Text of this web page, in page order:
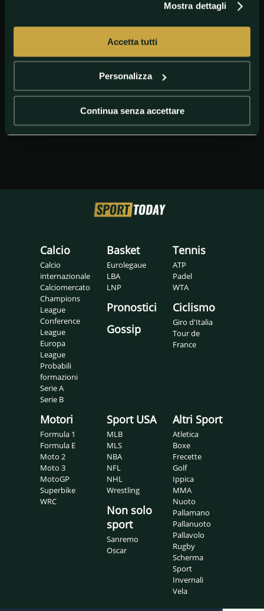
Mostra dettagli
Accetta tutti
Personalizza
Continua senza accettare
Zlatan Ibrahimovic AC Milan 2019-20
Calcio
Calcio
internazionale
Calciomercato
Champions
League
Conference
League
Europa
League
Probabili
formazioni
Serie A
Serie B
Basket
Eurolegaue
LBA
LNP
Pronostici
Gossip
Tennis
ATP
Padel
WTA
Ciclismo
Giro d'Italia
Tour de
France
Motori
Formula 1
Formula E
Moto 2
Moto 3
MotoGP
Superbike
WRC
Sport USA
MLB
MLS
NBA
NFL
NHL
Wrestling
Non solo
sport
Sanremo
Oscar
Altri Sport
Atletica
Boxe
Frecette
Golf
Ippica
MMA
Nuoto
Pallamano
Pallanuoto
Pallavolo
Rugby
Scherma
Sport
Invernali
Vela